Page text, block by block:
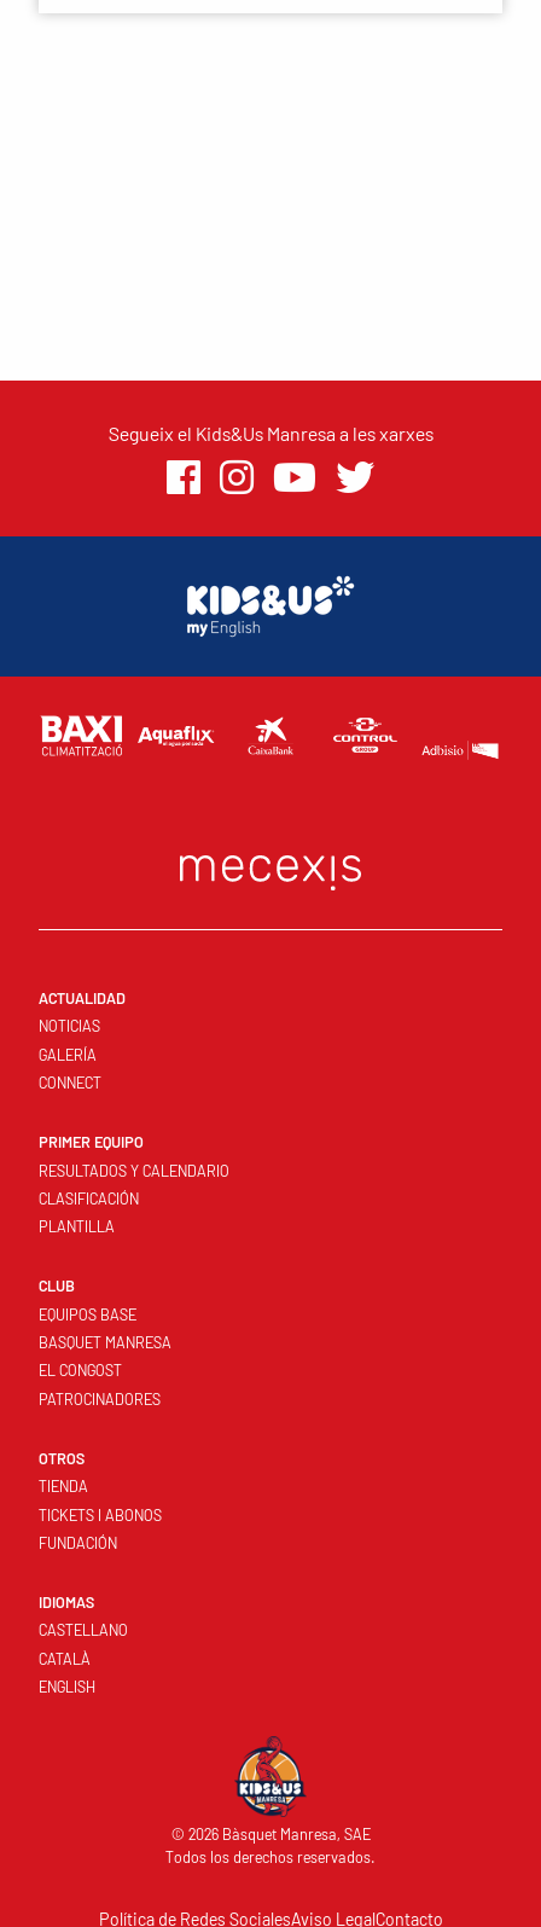
Segueix el Kids&Us Manresa a les xarxes
ACTUALIDAD
NOTICIAS
GALERÍA
CONNECT
PRIMER EQUIPO
RESULTADOS Y CALENDARIO
CLASIFICACIÓN
PLANTILLA
CLUB
EQUIPOS BASE
BASQUET MANRESA
EL CONGOST
PATROCINADORES
OTROS
TIENDA
TICKETS I ABONOS
FUNDACIÓN
IDIOMAS
CASTELLANO
CATALÀ
ENGLISH
© 2026 Bàsquet Manresa, SAE
Todos los derechos reservados.
Política de Redes SocialesAviso LegalContacto